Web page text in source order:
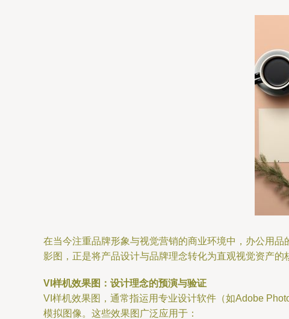
在当今注重品牌形象与视觉营销的商业环境中，办公用
影图，正是将产品设计与品牌理念转化为直观视觉资产的
VI样机效果图：设计理念的预演与验证
VI样机效果图，通常指运用专业设计软件（如Adobe
模拟图像。这些效果图广泛应用于：